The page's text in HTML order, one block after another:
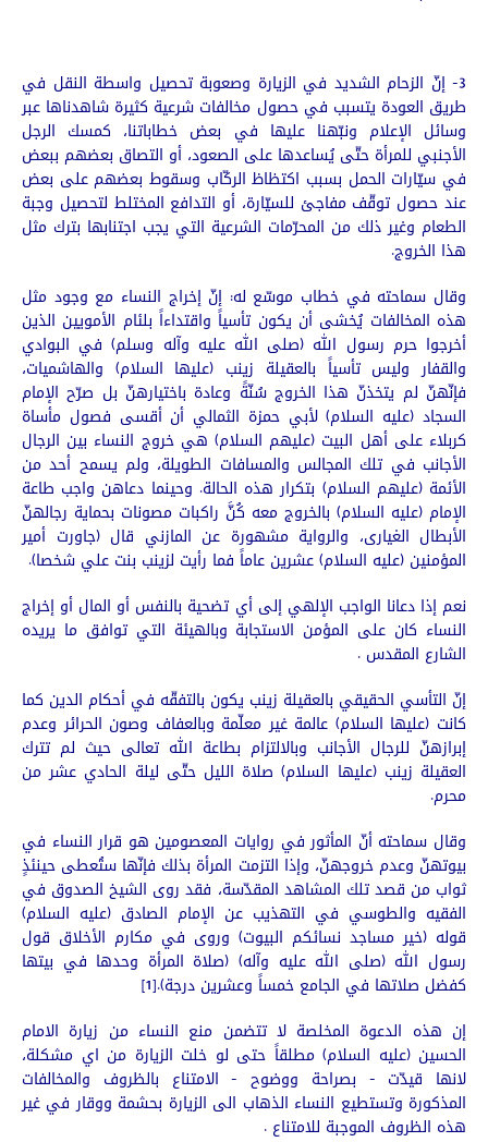
3- إنّ الزحام الشديد في الزيارة وصعوبة تحصيل واسطة النقل في
طريق العودة يتسبب في حصول مخالفات شرعية كثيرة شاهدناها عبر
وسائل الإعلام ونبّهنا عليها في بعض خطاباتنا، كمسك الرجل
الأجنبي للمرأة حتّى يُساعدها على الصعود، أو التصاق بعضهم ببعض
في سيّارات الحمل بسبب اكتظاظ الركّاب وسقوط بعضهم على بعض
عند حصول توقّف مفاجئ للسيّارة، أو التدافع المختلط لتحصيل وجبة
الطعام وغير ذلك من المحرّمات الشرعية التي يجب اجتنابها بترك مثل
هذا الخروج.
وقال سماحته في خطاب موسّع له: إنّ إخراج النساء مع وجود مثل
هذه المخالفات يُخشى أن يكون تأسياً واقتداءاً بلئام الأمويين الذين
أخرجوا حرم رسول الله (صلى الله عليه وآله وسلم) في البوادي
والقفار وليس تأسياً بالعقيلة زينب (عليها السلام) والهاشميات،
فإنّهنّ لم يتخذنّ هذا الخروج سُنّةً وعادة باختيارهنّ بل صرّح الإمام
السجاد (عليه السلام) لأبي حمزة الثمالي أن أقسى فصول مأساة
كربلاء على أهل البيت (عليهم السلام) هي خروج النساء بين الرجال
الأجانب في تلك المجالس والمسافات الطويلة، ولم يسمح أحد من
الأئمة (عليهم السلام) بتكرار هذه الحالة. وحينما دعاهن واجب طاعة
الإمام (عليه السلام) بالخروج معه كُنَّ راكبات مصونات بحماية رجالهنّ
الأبطال الغيارى، والرواية مشهورة عن المازني قال (جاورت أمير
المؤمنين (عليه السلام) عشرين عاماً فما رأيت لزينب بنت علي شخصا).
نعم إذا دعانا الواجب الإلهي إلى أي تضحية بالنفس أو المال أو إخراج
النساء كان على المؤمن الاستجابة وبالهيئة التي توافق ما يريده
الشارع المقدس .
إنّ التأسي الحقيقي بالعقيلة زينب يكون بالتفقّه في أحكام الدين كما
كانت (عليها السلام) عالمة غير معلّمة وبالعفاف وصون الحرائر وعدم
إبرازهنّ للرجال الأجانب وبالالتزام بطاعة الله تعالى حيث لم تترك
العقيلة زينب (عليها السلام) صلاة الليل حتّى ليلة الحادي عشر من
محرم.
وقال سماحته أنّ المأثور في روايات المعصومين هو قرار النساء في
بيوتهنّ وعدم خروجهنّ، وإذا التزمت المرأة بذلك فإنّها ستُعطى حينئذٍ
ثواب من قصد تلك المشاهد المقدّسة، فقد روى الشيخ الصدوق في
الفقيه والطوسي في التهذيب عن الإمام الصادق (عليه السلام)
قوله (خير مساجد نسائكم البيوت) وروى في مكارم الأخلاق قول
رسول الله (صلى الله عليه وآله) (صلاة المرأة وحدها في بيتها
كفضل صلاتها في الجامع خمساً وعشرين درجة).[1]
إن هذه الدعوة المخلصة لا تتضمن منع النساء من زيارة الامام
الحسين (عليه السلام) مطلقاً حتى لو خلت الزيارة من اي مشكلة،
لانها قيدّت - بصراحة ووضوح - الامتناع بالظروف والمخالفات
المذكورة وتستطيع النساء الذهاب الى الزيارة بحشمة ووقار في غير
هذه الظروف الموجبة للامتناع .